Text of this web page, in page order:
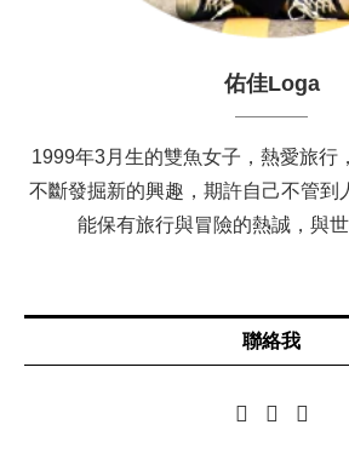
佑佳Loga
1999年3月生的雙魚女子，熱愛旅行
不斷發掘新的興趣，期許自己不管到
能保有旅行與冒險的熱誠，與世
聯絡我